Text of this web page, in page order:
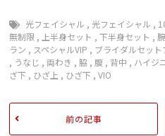
光フェイシャル , 光フェイシャル ,
無制限 , 上半身セット ,下半身セット ,
ラン , スペシャルVIP , ブライダルセット
, うなじ ,両わき , 脇 , 腹 , 背中 , ハイジ
ざ下 , ひざ上 , ひざ下 ,VIO
前の記事